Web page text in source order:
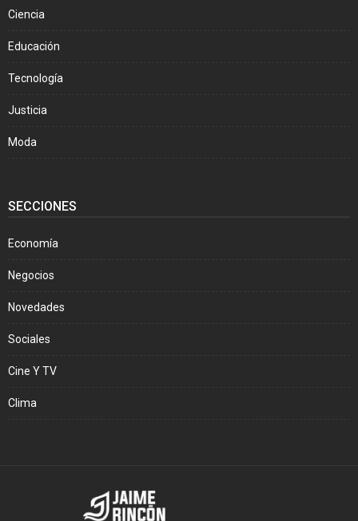
Ciencia
Educación
Tecnología
Justicia
Moda
SECCIONES
Economía
Negocios
Novedades
Sociales
Cine Y TV
Clima